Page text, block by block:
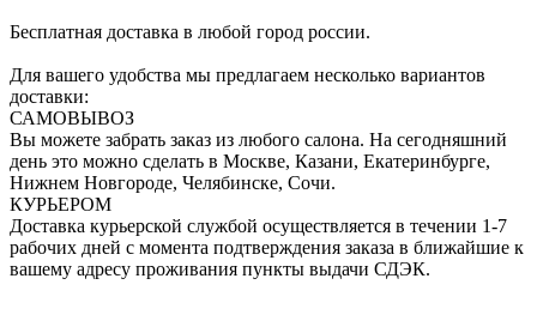
Бесплатная доставка в любой город россии.
Для вашего удобства мы предлагаем несколько вариантов
доставки:
САМОВЫВОЗ
Вы можете забрать заказ из любого салона. На сегодняшний
день это можно сделать в Москве, Казани, Екатеринбурге,
Нижнем Новгороде, Челябинске, Сочи.
КУРЬЕРОМ
Доставка курьерской службой осуществляется в течении 1-7
рабочих дней с момента подтверждения заказа в ближайшие к
вашему адресу проживания пункты выдачи СДЭК.